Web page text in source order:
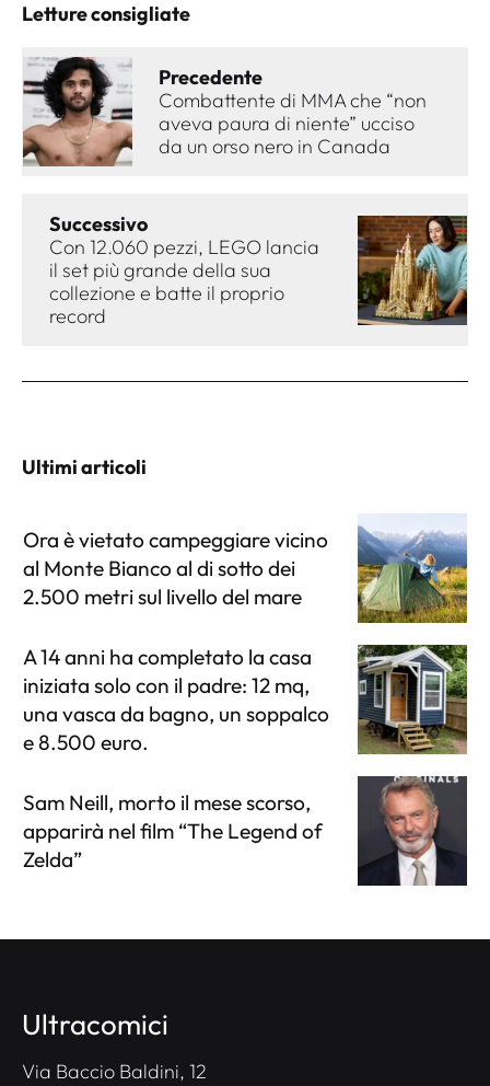
Letture consigliate
Precedente
Combattente di MMA che “non
aveva paura di niente” ucciso
da un orso nero in Canada
Successivo
Con 12.060 pezzi, LEGO lancia
il set più grande della sua
collezione e batte il proprio
record
Ultimi articoli
Ora è vietato campeggiare vicino
al Monte Bianco al di sotto dei
2.500 metri sul livello del mare
A 14 anni ha completato la casa
iniziata solo con il padre: 12 mq,
una vasca da bagno, un soppalco
e 8.500 euro.
Sam Neill, morto il mese scorso,
apparirà nel film “The Legend of
Zelda”
Ultracomici
Via Baccio Baldini, 12